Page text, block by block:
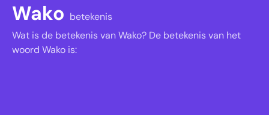
Wako betekenis
Wat is de betekenis van Wako? De betekenis van het
woord Wako is: